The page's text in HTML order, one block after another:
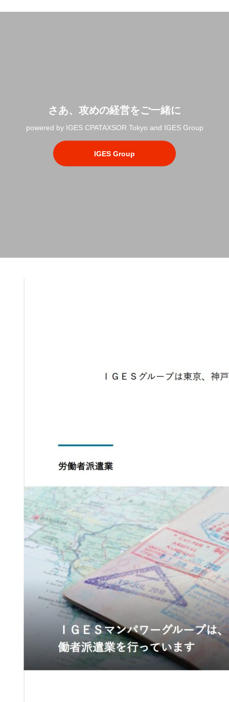
さあ、攻めの経営をご一緒に
powered by IGES CPATAXSOR Tokyo and IGES Group
IGES Group